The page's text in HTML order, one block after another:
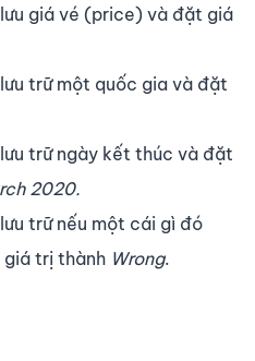
giá vé (price) và đặt giá
trữ một quốc gia và đặt
trữ ngày kết thúc và đặt
2020.
trữ nếu một cái gì đó
trị thành Wrong.